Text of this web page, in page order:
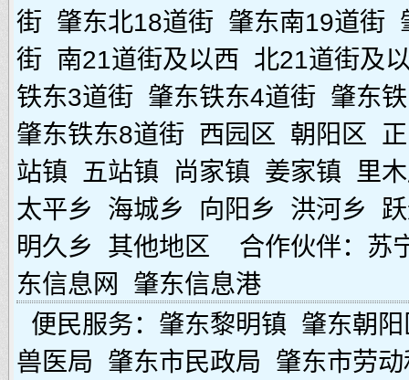
街 肇东北18道街 肇东南19道街
街 南21道街及以西 北21道街及
铁东3道街 肇东铁东4道街 肇东
肇东铁东8道街 西园区 朝阳区
站镇
五站镇 尚家镇 姜家镇
里
太平乡
海城乡 向阳乡 洪河乡
明久乡
其他地区 合作伙伴： 苏
东信息网
肇东信息港
便民服务： 肇东黎明镇 肇东朝
兽医局 肇东市民政局 肇东市劳